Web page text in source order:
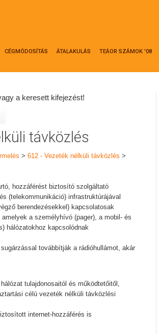
CÉGMÓDOSÍTÁS ÁTALAKULÁS TEÁOR SZÁMOK '08
a keresett kifejezést!
távközlés
> 612 - Vezeték nélküli távközlés >
hozzáférést biztosító szolgáltató
(telekommunikáció) infrastruktúrájával
berendezésekkel) kapcsolatosak
a személyhívó (pager), a mobil- és
hálózatokhoz kapcsolódnak
továbbítják a rádióhullámot, akár
tulajdonosaitól és működtetőitől,
célú vezeték nélküli távközlési
internet-hozzáférés is